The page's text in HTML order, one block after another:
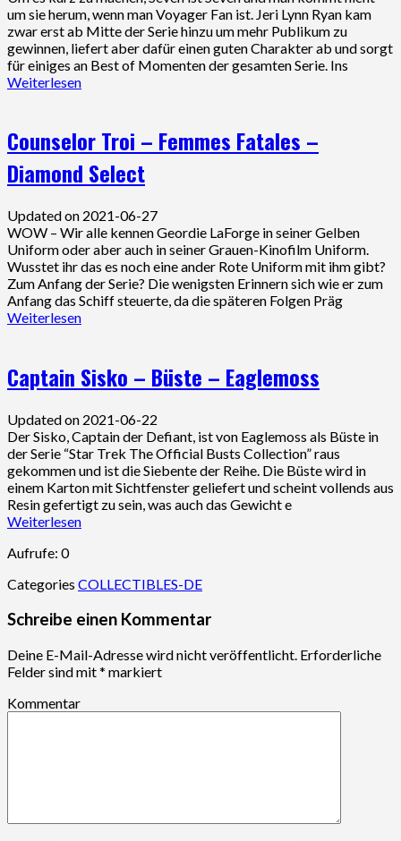
um sie herum, wenn man Voyager Fan ist. Jeri Lynn Ryan kam
zwar erst ab Mitte der Serie hinzu um mehr Publikum zu
gewinnen, liefert aber dafür einen guten Charakter ab und sorgt
für einiges an Best of Momenten der gesamten Serie. Ins
Weiterlesen
Counselor Troi – Femmes Fatales –
Diamond Select
Updated on 2021-06-27
WOW – Wir alle kennen Geordie LaForge in seiner Gelben
Uniform oder aber auch in seiner Grauen-Kinofilm Uniform.
Wusstet ihr das es noch eine ander Rote Uniform mit ihm gibt?
Zum Anfang der Serie? Die wenigsten Erinnern sich wie er zum
Anfang das Schiff steuerte, da die späteren Folgen Präg
Weiterlesen
Captain Sisko – Büste – Eaglemoss
Updated on 2021-06-22
Der Sisko, Captain der Defiant, ist von Eaglemoss als Büste in
der Serie “Star Trek The Official Busts Collection” raus
gekommen und ist die Siebente der Reihe. Die Büste wird in
einem Karton mit Sichtfenster geliefert und scheint vollends aus
Resin gefertigt zu sein, was auch das Gewicht e
Weiterlesen
Aufrufe: 0
Categories COLLECTIBLES-DE
Schreibe einen Kommentar
Deine E-Mail-Adresse wird nicht veröffentlicht. Erforderliche
Felder sind mit* markiert
Kommentar